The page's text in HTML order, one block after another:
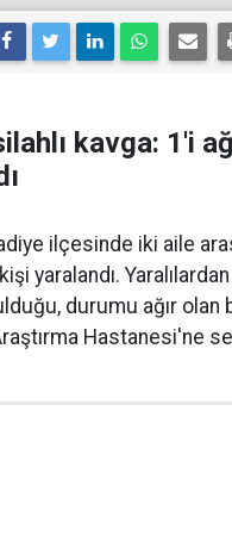
kavga: 1'i
ilçesinde iki aile
yaralandı.
durumu ağır olan
Hastanesi'ne